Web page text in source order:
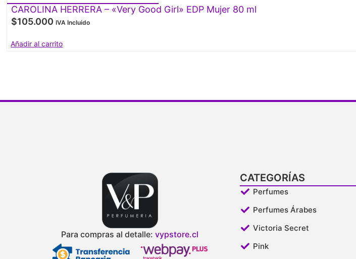
CAROLINA HERRERA – «Very Good Girl» EDP Mujer 80 ml
$105.000 IVA Incluido
Añadir al carrito
Para compras al detalle:vypstore.cl
CATEGORÍAS
Perfumes
Perfumes Árabes
Victoria Secret
Pink